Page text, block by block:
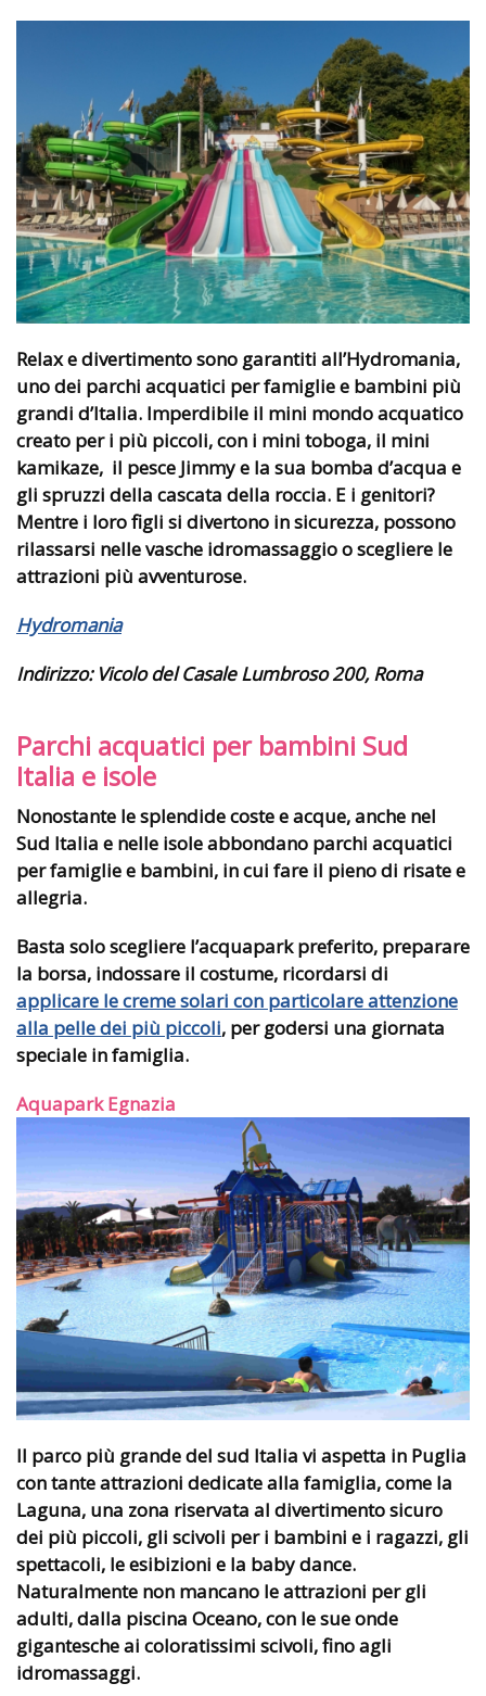
Relax e divertimento sono garantiti all’Hydromania,
uno dei parchi acquatici per famiglie e bambini più
grandi d’Italia. Imperdibile il mini mondo acquatico
creato per i più piccoli, con i mini toboga, il mini
kamikaze, il pesce Jimmy e la sua bomba d’acqua e
gli spruzzi della cascata della roccia. E i genitori?
Mentre i loro figli si divertono in sicurezza, possono
rilassarsi nelle vasche idromassaggio o scegliere le
attrazioni più avventurose.
Hydromania
Indirizzo:Vicolo del Casale Lumbroso 200, Roma
Parchi acquatici per bambini Sud
Italia e isole
Nonostante le splendide coste e acque, anche nel
Sud Italia e nelle isole abbondano parchi acquatici
per famiglie e bambini, in cui fare il pieno di risate e
allegria.
Basta solo scegliere l’acquapark preferito, preparare
la borsa, indossare il costume, ricordarsi di
applicare le creme solari con particolare attenzione
alla pelle dei più piccoli, per godersi una giornata
speciale in famiglia.
Aquapark Egnazia
Il parco più grande del sud Italia vi aspetta in Puglia
con tante attrazioni dedicate alla famiglia, come la
Laguna, una zona riservata al divertimento sicuro
dei più piccoli, gli scivoli per i bambini e i ragazzi, gli
spettacoli, le esibizioni e la baby dance.
Naturalmente non mancano le attrazioni per gli
adulti, dalla piscina Oceano, con le sue onde
gigantesche ai coloratissimi scivoli, fino agli
idromassaggi.